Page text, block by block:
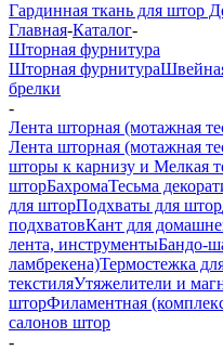
Гардинная ткань для штор
Главная-Каталог-
Шторная фурнитура
Шторная фурнитура
брелки
-
Лента шторная (мотажная
Лента шторная (мотажная
шторы к карнизу и Мелкая
шторБахромаТесьма
для шторПодхваты для штор
подхватовКант для
лента, инструментыБандо-
ламбрекена)Термостежка
текстиляУтяжелители и
шторФиламентная
салонов штор
-